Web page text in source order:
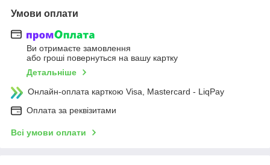
Умови оплати
Ви отримаєте замовлення
або гроші повернуться на вашу картку
Детальніше
Онлайн-оплата карткою Visa, Mastercard - LiqPay
Оплата за реквізитами
Всі умови оплати